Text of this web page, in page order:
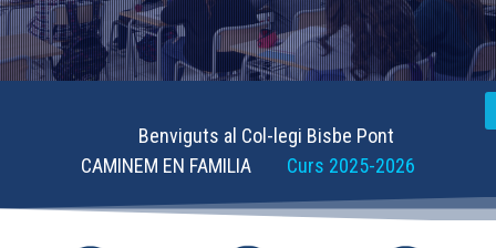
Benviguts al Col-legi Bisbe Pont
CAMINEM EN FAMILIA Curs 2025-2026